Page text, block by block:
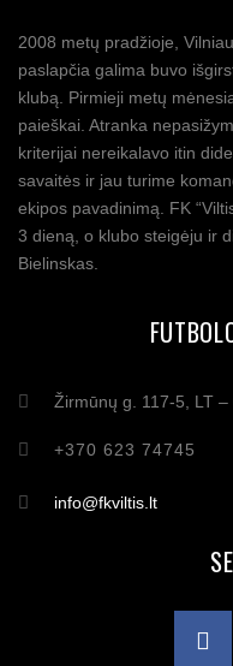
2008 metų pradžioje,
paslapčia galima buvo
klubą. Pirmieji metų
paieškai. Atranka
kriterijai nereikalavo itin
savaitės ir jau turime
ekipos pavadinimą. FK
3 dieną, o klubo steigėju ir
Bielinskas.
Žirmūnų g. 117-5, LT –
+370 623 74745
info@fkviltis.lt